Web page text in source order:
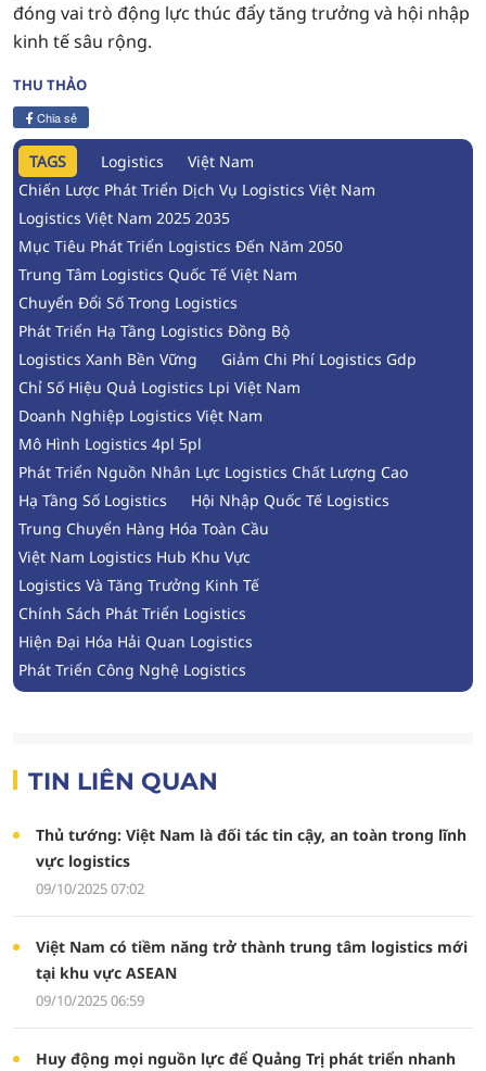
đóng vai trò động lực thúc đẩy tăng trưởng và hội nhập
kinh tế sâu rộng.
THU THẢO
Chia sẻ
TAGS Logistics
Việt Nam
Chiến Lược Phát Triển Dịch Vụ Logistics Việt Nam
Logistics Việt Nam 2025 2035
Mục Tiêu Phát Triển Logistics Đến Năm 2050
Trung Tâm Logistics Quốc Tế Việt Nam
Chuyển Đổi Số Trong Logistics
Phát Triển Hạ Tầng Logistics Đồng Bộ
Logistics Xanh Bền Vững
Giảm Chi Phí Logistics Gdp
Chỉ Số Hiệu Quả Logistics Lpi Việt Nam
Doanh Nghiệp Logistics Việt Nam
Mô Hình Logistics 4pl 5pl
Phát Triển Nguồn Nhân Lực Logistics Chất Lượng Cao
Hạ Tầng Số Logistics
Hội Nhập Quốc Tế Logistics
Trung Chuyển Hàng Hóa Toàn Cầu
Việt Nam Logistics Hub Khu Vực
Logistics Và Tăng Trưởng Kinh Tế
Chính Sách Phát Triển Logistics
Hiện Đại Hóa Hải Quan Logistics
Phát Triển Công Nghệ Logistics
TIN LIÊN QUAN
Thủ tướng: Việt Nam là đối tác tin cậy, an toàn trong lĩnh
vực logistics
09/10/2025 07:02
Việt Nam có tiềm năng trở thành trung tâm logistics mới
tại khu vực ASEAN
09/10/2025 06:59
Huy động mọi nguồn lực để Quảng Trị phát triển nhanh